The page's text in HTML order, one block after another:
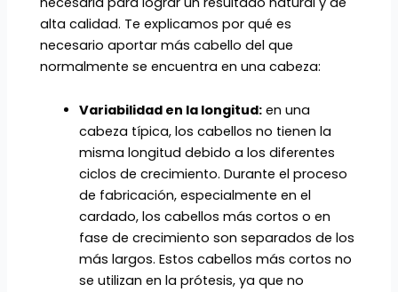
alta calidad. Te explicamos por qué es
necesario aportar más cabello del que
normalmente se encuentra en una cabeza:
Variabilidad en la longitud:en una
cabeza típica, los cabellos no tienen la
misma longitud debido a los diferentes
ciclos de crecimiento. Durante el proceso
de fabricación, especialmente en el
cardado, los cabellos más cortos o en
fase de crecimiento son separados de los
más largos. Estos cabellos más cortos no
se utilizan en la prótesis, ya que no